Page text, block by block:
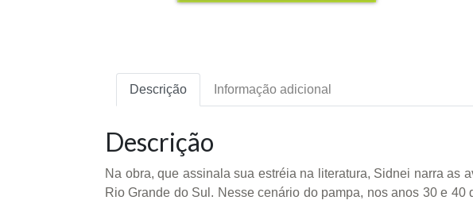
Descrição Informação adicional
Descrição
Na obra, que assinala sua estréia na literatura, Sidnei narra as
Rio Grande do Sul. Nesse cenário do pampa, nos anos 30 e